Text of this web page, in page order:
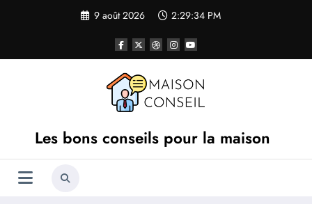
9 août 2026 2:29:35 PM
Les bons conseils pour la maison